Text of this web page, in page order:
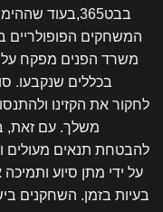
המשחקים הפופולריים
משרד הפנים מפקח על
בכללים שנקבעו.
לחקור את הקזינו
משלך. עם זאת,
להבטחת תנאים מעולים
על ידי מתן סיוע
בעיות בזמן. השחקנים